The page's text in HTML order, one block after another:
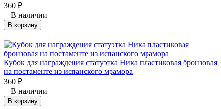
360 ₽
В наличии
В корзину
Кубок для награждения статуэтка Ника пластиковая бронзовая
на постаменте из испанского мрамора
360 ₽
В наличии
В корзину